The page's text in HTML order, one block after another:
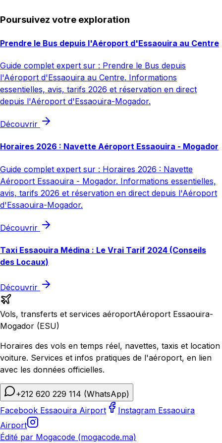
Poursuivez votre exploration
Prendre le Bus depuis l'Aéroport d'Essaouira au Centre
Guide complet expert sur : Prendre le Bus depuis
l'Aéroport d'Essaouira au Centre. Informations
essentielles, avis, tarifs 2026 et réservation en direct
depuis l'Aéroport d'Essaouira-Mogador.
Découvrir
Horaires 2026 : Navette Aéroport Essaouira - Mogador
Guide complet expert sur : Horaires 2026 : Navette
Aéroport Essaouira - Mogador. Informations essentielles,
avis, tarifs 2026 et réservation en direct depuis l'Aéroport
d'Essaouira-Mogador.
Découvrir
Taxi Essaouira Médina : Le Vrai Tarif 2024 (Conseils
des Locaux)
Découvrir
Vols, transferts et services aéroportAéroport Essaouira-
Mogador (ESU)
Horaires des vols en temps réel, navettes, taxis et location
voiture. Services et infos pratiques de l'aéroport, en lien
avec les données officielles.
+212 620 229 114 (WhatsApp)
Facebook Essaouira Airport
Instagram Essaouira
Airport
Édité par Mogacode (mogacode.ma)